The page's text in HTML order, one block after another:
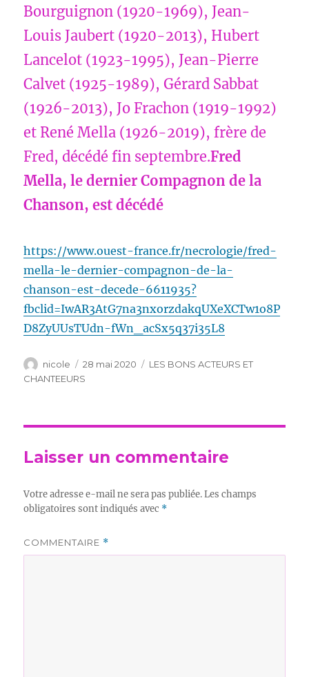
Bourguignon (1920-1969), Jean-
Louis Jaubert (1920-2013), Hubert
Lancelot (1923-1995), Jean-Pierre
Calvet (1925-1989), Gérard Sabbat
(1926-2013), Jo Frachon (1919-1992)
et René Mella (1926-2019), frère de
Fred, décédé fin septembre.Fred
Mella, le dernier Compagnon de la
Chanson, est décédé
https://www.ouest-france.fr/necrologie/fred-
mella-le-dernier-compagnon-de-la-
chanson-est-decede-6611935?
fbclid=IwAR3AtG7na3nxorzdakqUXeXCTw1o8P
D8ZyUUsTUdn-fWn_acSx5q37i35L8
Auteur
nicole
Publié
le
28 mai 2020 Catégories
LES BONS ACTEURS ET
CHANTEEURS
Laisser un commentaire
Votre adresse e-mail ne sera pas publiée. Les champs
obligatoires sont indiqués avec *
COMMENTAIRE *